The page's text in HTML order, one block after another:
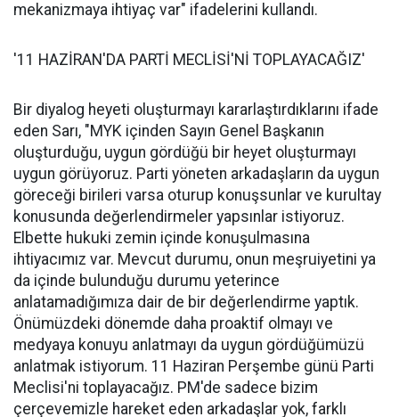
mekanizmaya ihtiyaç var" ifadelerini kullandı.
'11 HAZİRAN'DA PARTİ MECLİSİ'Nİ TOPLAYACAĞIZ'
Bir diyalog heyeti oluşturmayı kararlaştırdıklarını ifade
eden Sarı, "MYK içinden Sayın Genel Başkanın
oluşturduğu, uygun gördüğü bir heyet oluşturmayı
uygun görüyoruz. Parti yöneten arkadaşların da uygun
göreceği birileri varsa oturup konuşsunlar ve kurultay
konusunda değerlendirmeler yapsınlar istiyoruz.
Elbette hukuki zemin içinde konuşulmasına
ihtiyacımız var. Mevcut durumu, onun meşruiyetini ya
da içinde bulunduğu durumu yeterince
anlatamadığımıza dair de bir değerlendirme yaptık.
Önümüzdeki dönemde daha proaktif olmayı ve
medyaya konuyu anlatmayı da uygun gördüğümüzü
anlatmak istiyorum. 11 Haziran Perşembe günü Parti
Meclisi'ni toplayacağız. PM'de sadece bizim
çerçevemizle hareket eden arkadaşlar yok, farklı